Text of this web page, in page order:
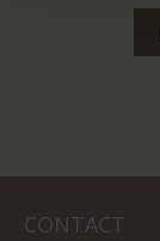
CONTACT